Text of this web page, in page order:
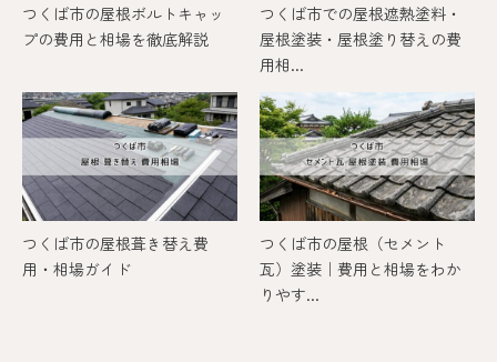
つくば市の屋根ボルトキャッ
プの費用と相場を徹底解説
つくば市での屋根遮熱塗料・
屋根塗装・屋根塗り替えの費
用相...
つくば市の屋根葺き替え費
用・相場ガイド
つくば市の屋根（セメント
瓦）塗装｜費用と相場をわか
りやす...